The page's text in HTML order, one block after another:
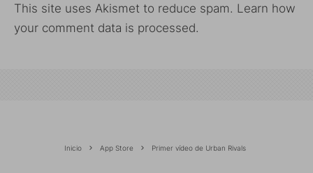
This site uses Akismet to reduce spam. Learn how
your comment data is processed.
Inicio App Store Primer vídeo de Urban Rivals